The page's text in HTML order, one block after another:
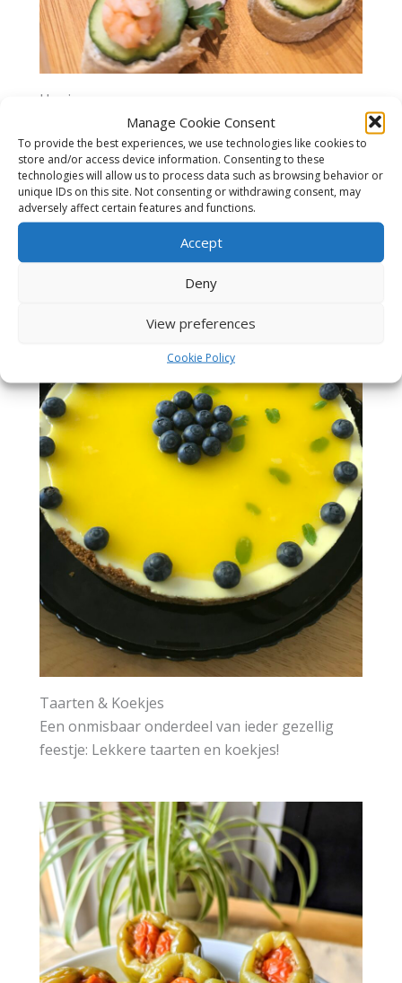
Manage Cookie Consent
To provide the best experiences, we use technologies like cookies to
store and/or access device information. Consenting to these
technologies will allow us to process data such as browsing behavior or
unique IDs on this site. Not consenting or withdrawing consent, may
adversely affect certain features and functions.
Accept
Deny
View preferences
Cookie Policy
Hapjes
De eerste keuze voor feesten, borrels en
partijen. Hapjes zijn er in een grote
verscheidenheid, van hoge kwaliteit, altijd vers
en heerlijk!
Taarten & Koekjes
Een onmisbaar onderdeel van ieder gezellig
feestje: Lekkere taarten en koekjes!